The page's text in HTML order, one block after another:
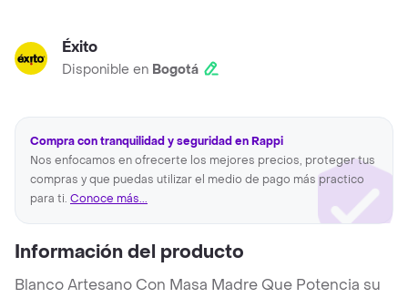
Éxito
Disponible en Bogotá
Compra con tranquilidad y seguridad en Rappi
Nos enfocamos en ofrecerte los mejores precios, proteger tus
compras y que puedas utilizar el medio de pago más practico
para ti. Conoce más...
Información del producto
Blanco Artesano Con Masa Madre Que Potencia su